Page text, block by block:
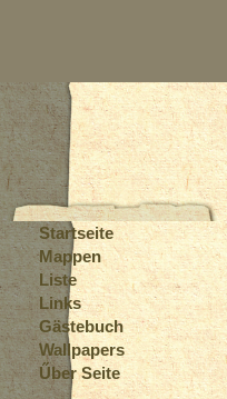
Startseite
Mappen
Liste
Links
Gästebuch
Wallpapers
Űber Seite